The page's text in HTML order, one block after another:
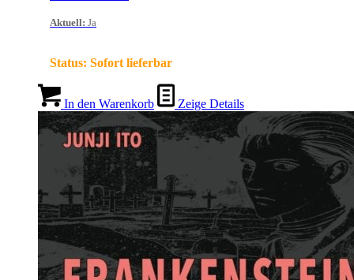
Aktuell: Ja
Status: Sofort lieferbar
In den Warenkorb Zeige Details